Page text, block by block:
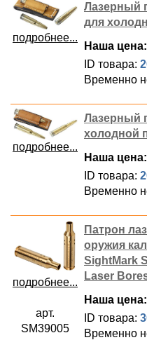
подробнее...
Лазерный
для
Наша цена:
ID товара:
Временно
подробнее...
Лазерный
холодной
Наша цена:
ID товара:
Временно
подробнее...
арт.
SM39005
Патрон
оружия
SightMark
Laser
Наша цена:
ID товара:
Временно